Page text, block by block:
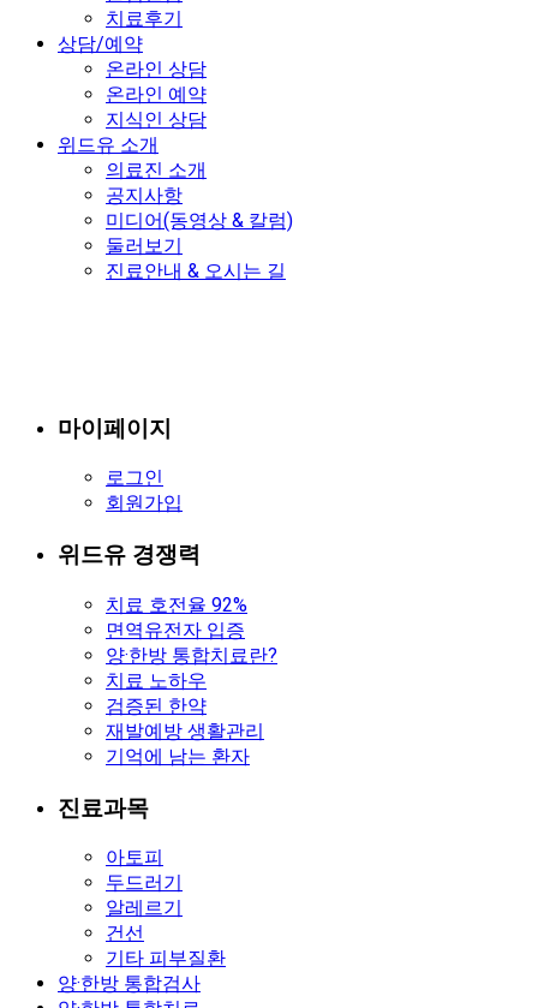
치료후기
상담/예약
온라인 상담
온라인 예약
지식인 상담
위드유 소개
의료진 소개
공지사항
미디어(동영상 & 칼럼)
둘러보기
진료안내 & 오시는 길
마이페이지
로그인
회원가입
위드유 경쟁력
치료 호전율 92%
면역유전자 입증
양·한방 통합치료란?
치료 노하우
검증된 한약
재발예방 생활관리
기억에 남는 환자
진료과목
아토피
두드러기
알레르기
건선
기타 피부질환
양·한방 통합검사